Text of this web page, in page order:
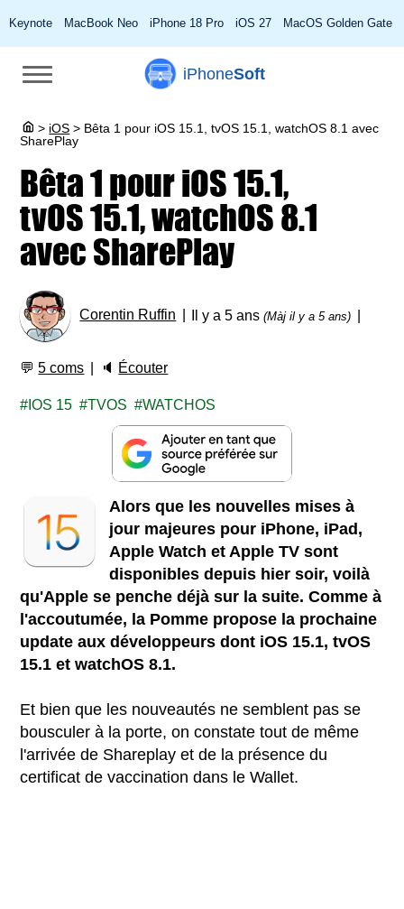
Keynote MacBook Neo iPhone 18 Pro iOS 27 MacOS Golden Gate
iPhoneSoft
> iOS > Bêta 1 pour iOS 15.1, tvOS 15.1, watchOS 8.1 avec
SharePlay
Bêta 1 pour iOS 15.1,
tvOS 15.1, watchOS 8.1
avec SharePlay
Corentin Ruffin Il y a 5 ans(Màj il y a 5 ans)
💬5 coms 🔈 Écouter
IOS 15 TVOS WATCHOS
Alors que les nouvelles mises à
jour majeures pour iPhone, iPad,
Apple Watch et Apple TV sont
disponibles depuis hier soir, voilà
qu'Apple se penche déjà sur la suite. Comme à
l'accoutumée, la Pomme propose la prochaine
update aux développeurs dont iOS 15.1, tvOS
15.1 et watchOS 8.1.
Et bien que les nouveautés ne semblent pas se
bousculer à la porte, on constate tout de même
l'arrivée de Shareplay et de la présence du
certificat de vaccination dans le Wallet.